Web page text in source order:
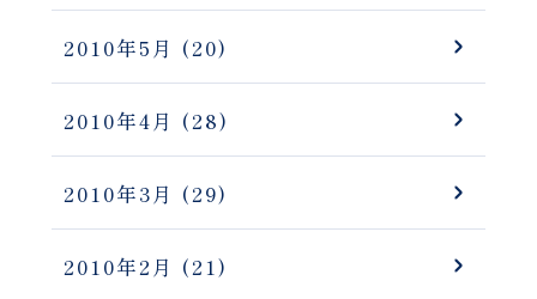
2010年5月 (20)
2010年4月 (28)
2010年3月 (29)
2010年2月 (21)